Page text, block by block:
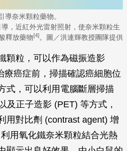
導奈米顆粒藥物。
導，近紅外光雷射照射，使奈米顆粒生
釋放藥物
[4]。圖／洪連輝教授團隊提供
顆粒，可以作為磁振造影
癌症前，掃描確認癌細胞位
式，可以利用電腦斷層掃描